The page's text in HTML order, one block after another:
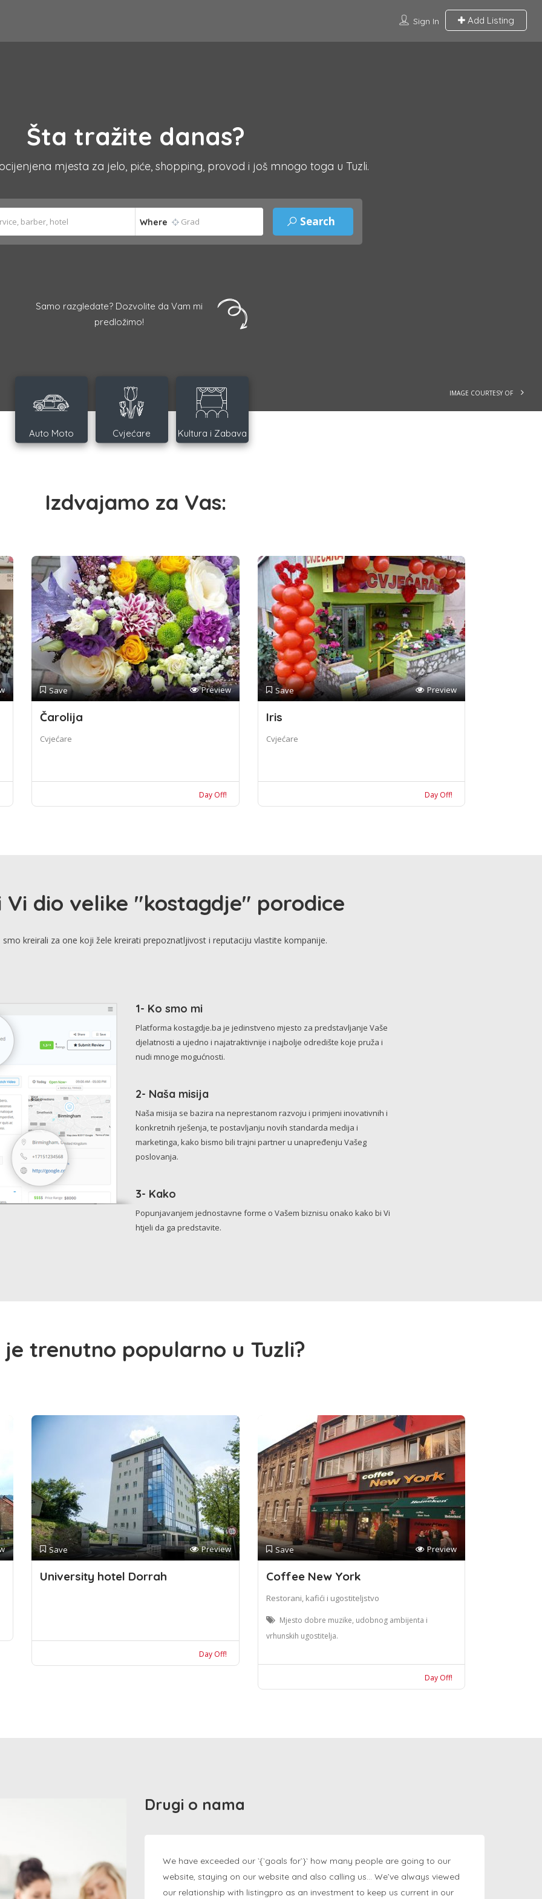
Sign In Add Listing
IMAGE COURTESY OF
Šta tražite danas?
mjesta za jelo, piće, shopping, provod i još mnogo toga u Tuzli.
Where
Samo razgledate? Dozvolite da Vam mi
predložimo!
Auto Moto Cvjećare Kultura i Zabava
Izdvajamo za Vas:
Save Preview
Čarolija
Cvjećare
Day Off!
Save Preview
Iris
Cvjećare
Day Off!
Vi dio velike "kostagdje" porodice
kreirali za one koji žele kreirati prepoznatljivost i reputaciju vlastite kompanije.
1- Ko smo mi
Platforma kostagdje.ba je jedinstveno mjesto za predstavljanje Vaše
djelatnosti a ujedno i najatraktivnije i najbolje odredište koje pruža i
nudi mnoge mogućnosti.
2- Naša misija
Naša misija se bazira na neprestanom razvoju i primjeni inovativnih i
konkretnih rješenja, te postavljanju novih standarda medija i
marketinga, kako bismo bili trajni partner u unapređenju Vašeg
poslovanja.
3- Kako
Popunjavanjem jednostavne forme o Vašem biznisu onako kako bi Vi
htjeli da ga predstavite.
je trenutno popularno u Tuzli?
Save Preview
University hotel Dorrah
Day Off!
Save Preview
Coffee New York
Restorani, kafići i ugostiteljstvo
Mjesto dobre muzike, udobnog ambijenta i
vrhunskih ugostitelja.
Day Off!
Drugi o nama
We have exceeded our `{`goals for`}` how many people are going to our
website, staying on our website and also calling us… We’ve always viewed
our relationship with listingpro as an investment to keep us current in our